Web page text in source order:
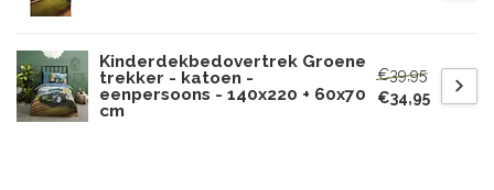
Kinderdekbedovertrek Groene
trekker - katoen -
eenpersoons - 140x220 + 60x70
cm
€39,95
€34,95